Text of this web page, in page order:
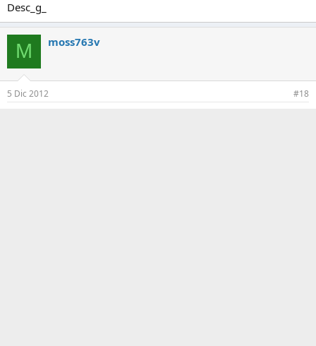
Desc_g_
M moss763v
5 Dic 2012 #18